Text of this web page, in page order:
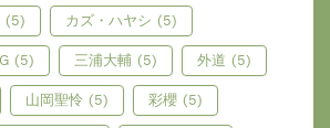
(5) カズ・ハヤシ (5)
(5) 三浦大輔 (5) 外道 (5)
山岡聖怜 (5) 彩櫻 (5)